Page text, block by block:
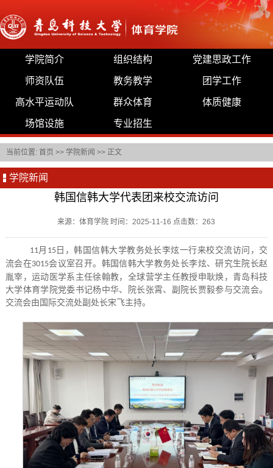
学院简介 组织结构 党建思政工作
师资队伍 教务教学 团学工作
高水平运动队 群众体育 体质健康
场馆设施 专业招生
当前位置: 首页 >> 学院新闻 >> 正文
学院新闻
韩国信韩大学代表团来校交流访问
来源：体育学院 时间：2025-11-16 点击数：263
11月 15日，韩国信韩大学教务处长李炫一行来校交流访问，交
流会在3015会议室召开。韩国信韩大学教务处长李炫、研究生院长赵
胤宰，运动医学系主任徐翰教，全球营学主任教授申耿焕，青岛科技
大学体育学院党委书记杨中华、院长张霄、副院长贾毅参与交流会。
交流会由国际交流处副处长宋飞主持。